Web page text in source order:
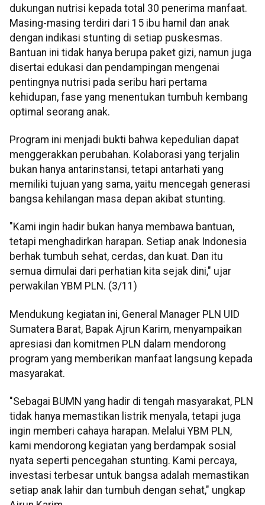
dukungan nutrisi kepada total 30 penerima manfaat.
Masing-masing terdiri dari 15 ibu hamil dan anak
dengan indikasi stunting di setiap puskesmas.
Bantuan ini tidak hanya berupa paket gizi, namun juga
disertai edukasi dan pendampingan mengenai
pentingnya nutrisi pada seribu hari pertama
kehidupan, fase yang menentukan tumbuh kembang
optimal seorang anak.
Program ini menjadi bukti bahwa kepedulian dapat
menggerakkan perubahan. Kolaborasi yang terjalin
bukan hanya antarinstansi, tetapi antarhati yang
memiliki tujuan yang sama, yaitu mencegah generasi
bangsa kehilangan masa depan akibat stunting.
"Kami ingin hadir bukan hanya membawa bantuan,
tetapi menghadirkan harapan. Setiap anak Indonesia
berhak tumbuh sehat, cerdas, dan kuat. Dan itu
semua dimulai dari perhatian kita sejak dini," ujar
perwakilan YBM PLN. (3/11)
Mendukung kegiatan ini, General Manager PLN UID
Sumatera Barat, Bapak Ajrun Karim, menyampaikan
apresiasi dan komitmen PLN dalam mendorong
program yang memberikan manfaat langsung kepada
masyarakat.
"Sebagai BUMN yang hadir di tengah masyarakat, PLN
tidak hanya memastikan listrik menyala, tetapi juga
ingin memberi cahaya harapan. Melalui YBM PLN,
kami mendorong kegiatan yang berdampak sosial
nyata seperti pencegahan stunting. Kami percaya,
investasi terbesar untuk bangsa adalah memastikan
setiap anak lahir dan tumbuh dengan sehat," ungkap